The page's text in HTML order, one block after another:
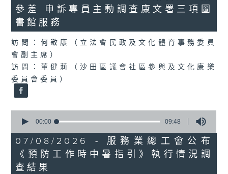
7
seconds
參差 申訴專員主動調查康文署三項圖
書館服務
訪問：何敬康（立法會民政及文化體育事務委員
會副主席）
訪問：董健莉（沙田區議會社區參與及文化康樂
委員會委員）
seconds
9
minutes,
48
seconds
00:00 09:48
07/08/2026 - 服務業總工會公布
《預防工作時中暑指引》執行情況調
查結果